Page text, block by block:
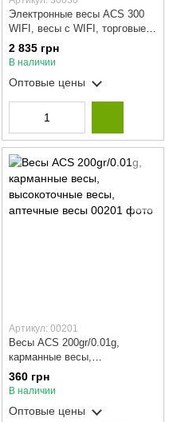
Электронные весы ACS 300
WIFI, весы с WIFI, торговые
весы
2 835 грн
В наличии
Оптовые цены
Артикул: 00201
Весы ACS 200gr/0.01g,
карманные весы,
высокоточные весы, аптечные
весы
360 грн
В наличии
Оптовые цены